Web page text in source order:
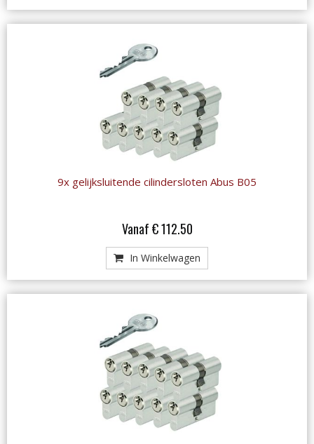
9x gelijksluitende cilindersloten Abus B05
Vanaf € 112.50
In Winkelwagen